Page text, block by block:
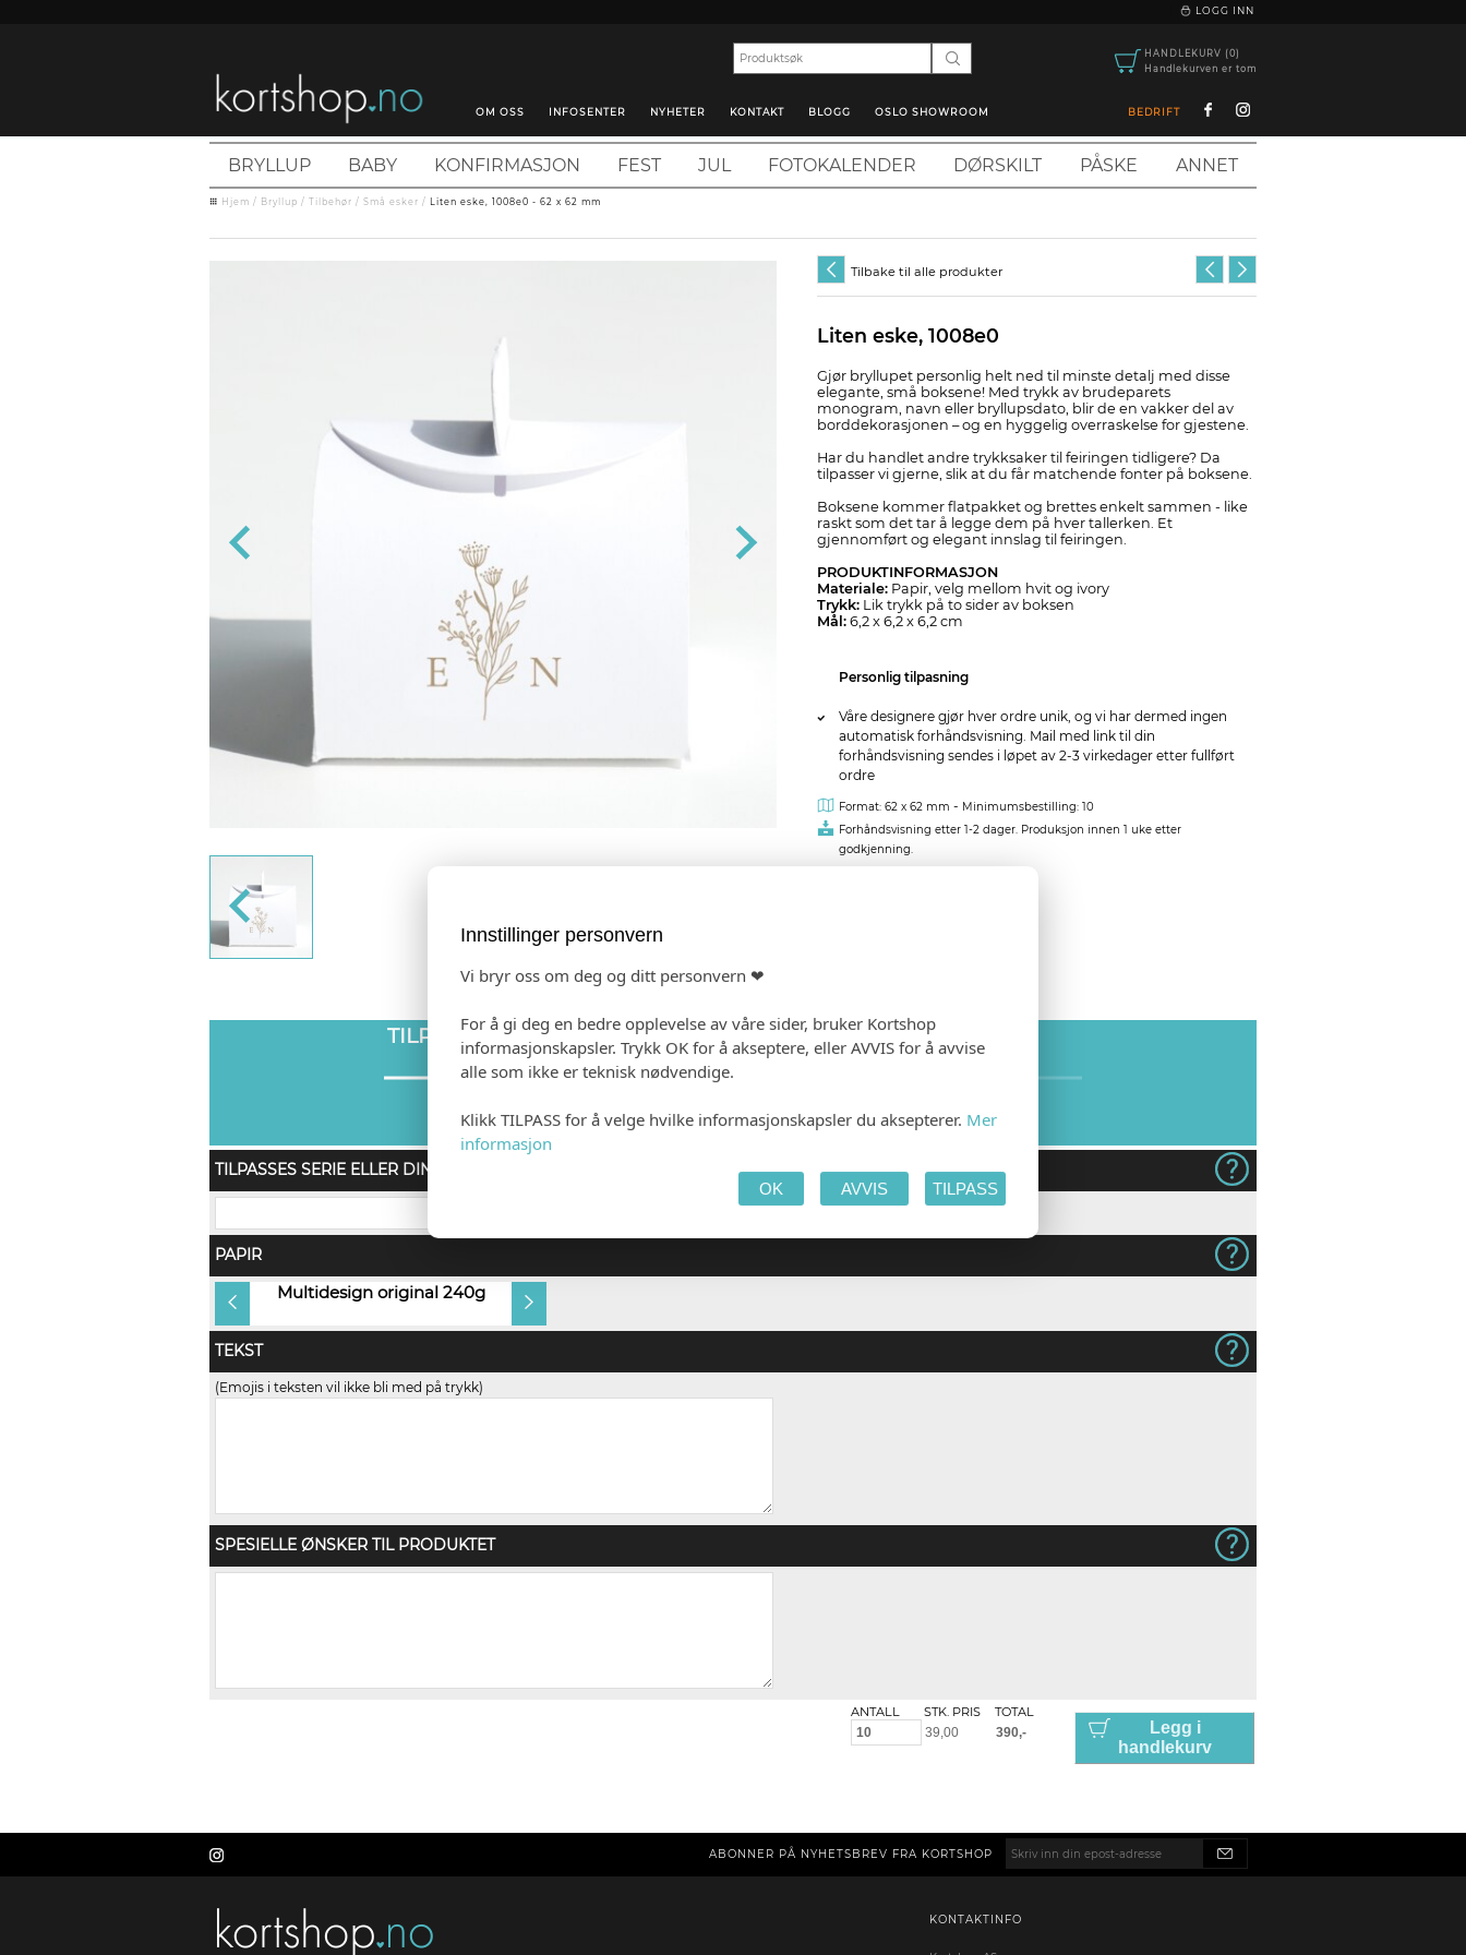
LOGG INN
HANDLEKURV (0)
Handlekurven er tom
OM OSS INFOSENTER NYHETER KONTAKT BLOGG OSLO SHOWROOM BEDRIFT
BRYLLUP BABY KONFIRMASJON FEST JUL FOTOKALENDER DØRSKILT PÅSKE ANNET
Hjem / Bryllup / Tilbehør / Små esker / Liten eske, 1008e0 - 62 x 62 mm
Tilbake til alle produkter
Liten eske, 1008e0
Gjør bryllupet personlig helt ned til minste detalj med disse
elegante, små boksene! Med trykk av brudeparets
monogram, navn eller bryllupsdato, blir de en vakker del av
borddekorasjonen – og en hyggelig overraskelse for gjestene.
Har du handlet andre trykksaker til feiringen tidligere? Da
tilpasser vi gjerne, slik at du får matchende fonter på boksene.
Boksene kommer flatpakket og brettes enkelt sammen - like
raskt som det tar å legge dem på hver tallerken. Et
gjennomført og elegant innslag til feiringen.
PRODUKTINFORMASJON
Materiale:Papir, velg mellom hvit og ivory
Trykk:Lik trykk på to sider av boksen
Mål:6,2 x 6,2 x 6,2 cm
Personlig tilpasning
Våre designere gjør hver ordre unik, og vi har dermed ingen
automatisk forhåndsvisning. Mail med link til din
forhåndsvisning sendes i løpet av 2-3 virkedager etter fullført
ordre
Format: 62 x 62 mm - Minimumsbestilling: 10
Forhåndsvisning etter 1-2 dager. Produksjon innen 1 uke etter
godkjenning.
TILPASS PRODUKTET HANDLEKURV KASSE
TILPASSES SERIE ELLER DIN ORDRE
PAPIR
Multidesign original 240g
TEKST
(Emojis i teksten vil ikke bli med på trykk)
SPESIELLE ØNSKER TIL PRODUKTET
ANTALL STK. PRIS TOTAL
Legg i
handlekurv
ABONNER PÅ NYHETSBREV FRA KORTSHOP
KONTAKTINFO
Innstillinger personvern
Vi bryr oss om deg og ditt personvern ❤
For å gi deg en bedre opplevelse av våre sider, bruker Kortshop
informasjonskapsler. Trykk OK for å akseptere, eller AVVIS for å avvise
alle som ikke er teknisk nødvendige.
Klikk TILPASS for å velge hvilke informasjonskapsler du aksepterer. Mer
informasjon
OK AVVIS TILPASS